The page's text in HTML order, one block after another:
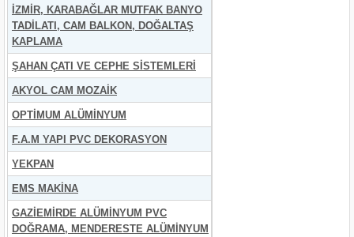
İZMİR, KARABAĞLAR MUTFAK BANYO
TADİLATI, CAM BALKON, DOĞALTAŞ
KAPLAMA
ŞAHAN ÇATI VE CEPHE SİSTEMLERİ
AKYOL CAM MOZAİK
OPTİMUM ALÜMİNYUM
F.A.M YAPI PVC DEKORASYON
YEKPAN
EMS MAKİNA
GAZİEMİRDE ALÜMİNYUM PVC
DOĞRAMA, MENDERESTE ALÜMİNYUM